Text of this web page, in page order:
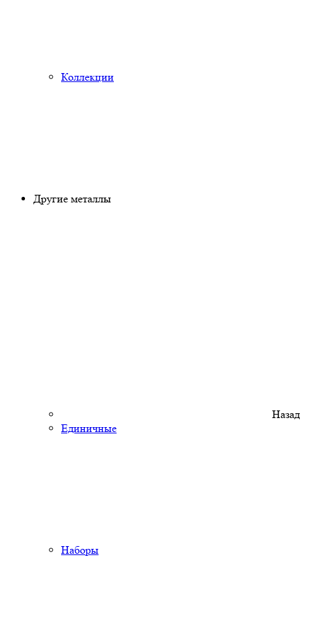
Коллекции
Другие металлы
Назад
Единичные
Наборы